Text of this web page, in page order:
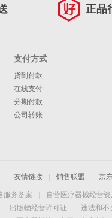
正品
支付方式
货到付款
在线支付
分期付款
公司转账
友情链接 销售联盟 京
服务备案 自营医疗器械经营资
出版物经营许可证
违法和